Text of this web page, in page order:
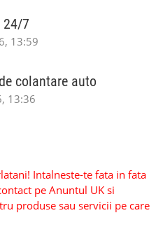
24/7
13:59
colantare auto
13:36
Intalneste-te fata in fata
pe Anuntul UK si
produse sau servicii pe care